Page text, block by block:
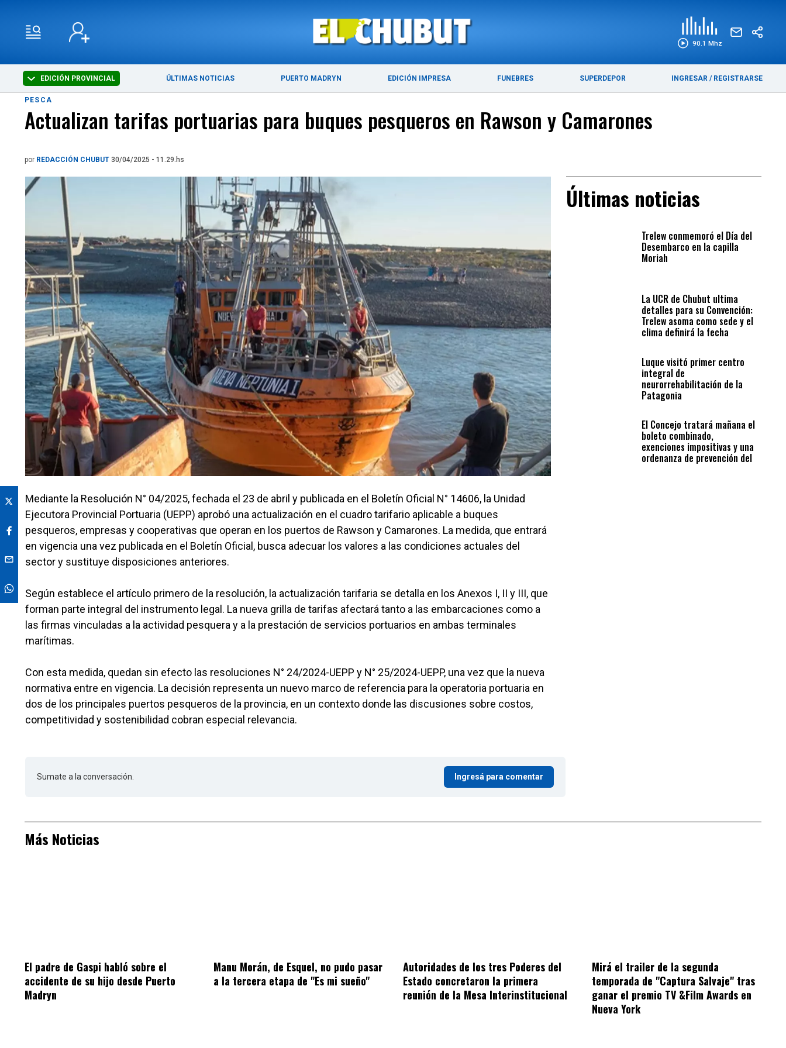
90.1 Mhz
EDICIÓN PROVINCIAL ÚLTIMAS NOTICIAS PUERTO MADRYN EDICIÓN IMPRESA FUNEBRES SUPERDEPOR INGRESAR / REGISTRARSE
ÚLTIMAS NOTICIAS PUERTO MADRYN
PESCA
Actualizan tarifas portuarias para buques pesqueros en Rawson y Camarones
por REDACCIÓN CHUBUT 30/04/2025 - 11.29.hs
Mediante la Resolución N° 04/2025, fechada el 23 de abril y publicada en el Boletín Oficial N° 14606, la Unidad
Ejecutora Provincial Portuaria (UEPP) aprobó una actualización en el cuadro tarifario aplicable a buques
pesqueros, empresas y cooperativas que operan en los puertos de Rawson y Camarones. La medida, que entrará
en vigencia una vez publicada en el Boletín Oficial, busca adecuar los valores a las condiciones actuales del
sector y sustituye disposiciones anteriores.
Según establece el artículo primero de la resolución, la actualización tarifaria se detalla en los Anexos I, II y III, que
forman parte integral del instrumento legal. La nueva grilla de tarifas afectará tanto a las embarcaciones como a
las firmas vinculadas a la actividad pesquera y a la prestación de servicios portuarios en ambas terminales
marítimas.
Con esta medida, quedan sin efecto las resoluciones N° 24/2024-UEPP y N° 25/2024-UEPP, una vez que la nueva
normativa entre en vigencia. La decisión representa un nuevo marco de referencia para la operatoria portuaria en
dos de los principales puertos pesqueros de la provincia, en un contexto donde las discusiones sobre costos,
competitividad y sostenibilidad cobran especial relevancia.
Sumate a la conversación. Ingresá para comentar
Últimas noticias
Trelew conmemoró el Día del
Desembarco en la capilla
Moriah
La UCR de Chubut ultima
detalles para su Convención:
Trelew asoma como sede y el
clima definirá la fecha
Luque visitó primer centro
integral de
neurorrehabilitación de la
Patagonia
El Concejo tratará mañana el
boleto combinado,
exenciones impositivas y una
ordenanza de prevención del
Más Noticias
El padre de Gaspi habló sobre el
accidente de su hijo desde Puerto
Madryn
Manu Morán, de Esquel, no pudo pasar
a la tercera etapa de "Es mi sueño"
Autoridades de los tres Poderes del
Estado concretaron la primera
reunión de la Mesa Interinstitucional
Mirá el trailer de la segunda
temporada de "Captura Salvaje" tras
ganar el premio TV &Film Awards en
Nueva York